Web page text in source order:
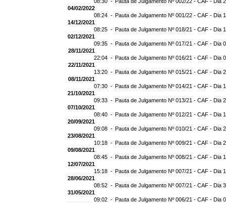
04/02/2022
08:24 - Pauta de Julgamento Nº 001/22 - CAF - Dia
14/12/2021
08:25 - Pauta de Julgamento Nº 018/21 - CAF - Dia
02/12/2021
09:35 - Pauta de Julgamento Nº 017/21 - CAF - Dia
28/11/2021
22:04 - Pauta de Julgamento Nº 016/21 - CAF - Dia
22/11/2021
13:20 - Pauta de Julgamento Nº 015/21 - CAF - Dia
08/11/2021
07:30 - Pauta de Julgamento Nº 014/21 - CAF - Dia
21/10/2021
09:33 - Pauta de Julgamento Nº 013/21 - CAF - Dia
07/10/2021
08:40 - Pauta de Julgamento Nº 012/21 - CAF - Dia
20/09/2021
09:08 - Pauta de Julgamento Nº 010/21 - CAF - Dia
23/08/2021
10:18 - Pauta de Julgamento Nº 009/21 - CAF - Dia
09/08/2021
08:45 - Pauta de Julgamento Nº 008/21 - CAF - Dia
12/07/2021
15:18 - Pauta de Julgamento Nº 007/21 - CAF - Dia
28/06/2021
08:52 - Pauta de Julgamento Nº 007/21 - CAF - Dia
31/05/2021
09:02 - Pauta de Julgamento Nº 006/21 - CAF - Dia